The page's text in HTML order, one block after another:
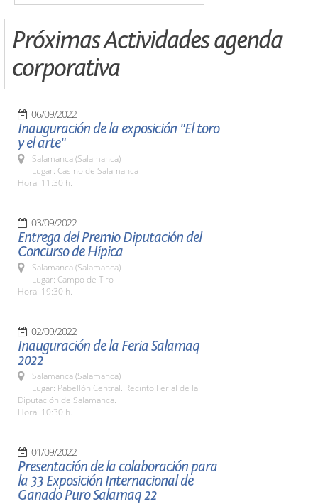
Próximas Actividades agenda
corporativa
06/09/2022
Inauguración de la exposición "El toro
y el arte"
Salamanca (Salamanca)
Lugar: Casino de Salamanca
Hora: 11:30 h.
03/09/2022
Entrega del Premio Diputación del
Concurso de Hípica
Salamanca (Salamanca)
Lugar: Campo de Tiro
Hora: 19:30 h.
02/09/2022
Inauguración de la Feria Salamaq
2022
Salamanca (Salamanca)
Lugar: Pabellón Central. Recinto Ferial de la
Diputación de Salamanca.
Hora: 10:30 h.
01/09/2022
Presentación de la colaboración para
la 33 Exposición Internacional de
Ganado Puro Salamaq 22